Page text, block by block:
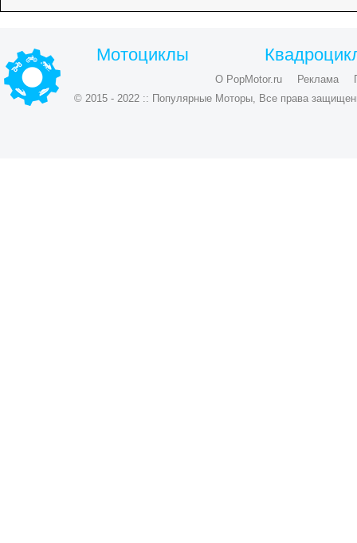
Мотоциклы
О PopMotor.ru Реклама
© 2015 - 2022 :: Популярные Моторы, Все права